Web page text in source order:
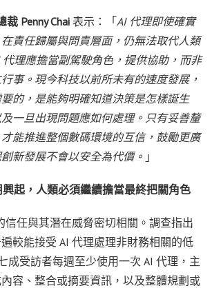
裁 Penny Chai 表示：「AI 代理即使確實
責任歸屬與問責層面，仍無法取代人類
理應擔當副駕駛角色，提供協助，而非
事。現今科技以前所未有的速度發展，
的，是能夠明確知道決策是怎樣誕生
一旦出現問題應如何處理。只有妥善釐
能推進整個數碼環境的互信，鼓勵更廣
新發展不會以安全為代價。 」
起，人類必須繼續擔當最終把關角色
信任與其潛在威脅密切相關。調查指出
較能接受 AI 代理處理非財務相關的低
受訪者每週至少使用一次 AI 代理，主
容、整合或摘要資訊，以及整體規劃或